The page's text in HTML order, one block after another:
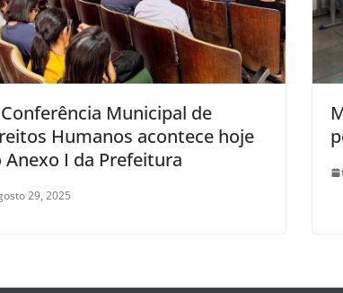
Conferência Municipal de
Humanos acontece hoje
Anexo I da Prefeitura
29, 2025